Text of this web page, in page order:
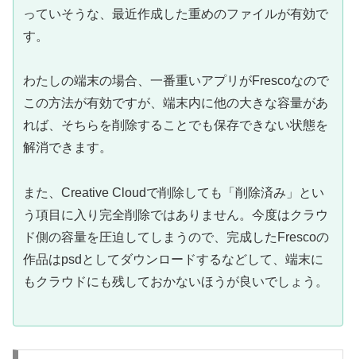
っていそうな、最近作成した重めのファイルが有効で
す。
わたしの端末の場合、一番重いアプリがFrescoなので
この方法が有効ですが、端末内に他の大きな容量があ
れば、そちらを削除することでも保存できない状態を
解消できます。
また、Creative Cloudで削除しても「削除済み」とい
う項目に入り完全削除ではありません。今度はクラウ
ド側の容量を圧迫してしまうので、完成したFrescoの
作品はpsdとしてダウンロードするなどして、端末に
もクラウドにも残しておかないほうが良いでしょう。